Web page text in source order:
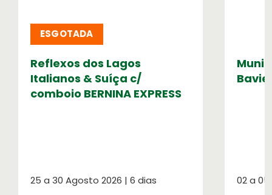
Formulário de pagamento por cartão de
ESGOTADA
Reflexos dos Lagos
Italianos & Suíça c/
comboio BERNINA EXPRESS
25 a 30 Agosto 2026 | 6 dias 02 a